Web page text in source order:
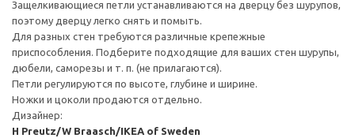
Защелкивающиеся петли устанавливаются на дверцу без шурупов,
поэтому дверцу легко снять и помыть.
Для разных стен требуются различные крепежные
приспособления. Подберите подходящие для ваших стен шурупы,
дюбели, саморезы и т. п. (не прилагаются).
Петли регулируются по высоте, глубине и ширине.
Ножки и цоколи продаются отдельно.
Дизайнер:
H Preutz/W Braasch/IKEA of Sweden